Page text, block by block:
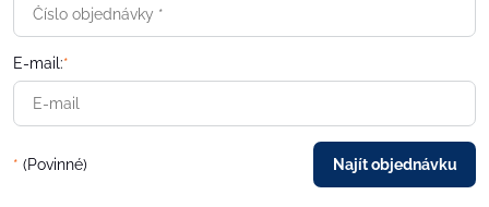
E-mail:*
* (Povinné) Najít objednávku